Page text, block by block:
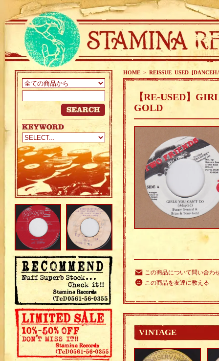
HOME > REISSUE USED
【RE-USED】
GOLD
この商品について問い合わ
この商品を友達に教える
VINTAGE